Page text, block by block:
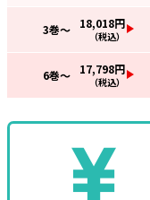
3巻～ 18,018円
（税込）
6巻～ 17,798円
（税込）